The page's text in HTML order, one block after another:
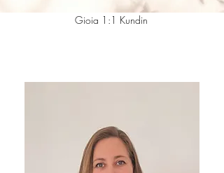
Gioia 1:1 Kundin